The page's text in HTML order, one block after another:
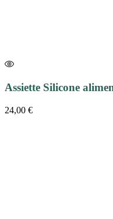
Assiette Silicone
24,00 €